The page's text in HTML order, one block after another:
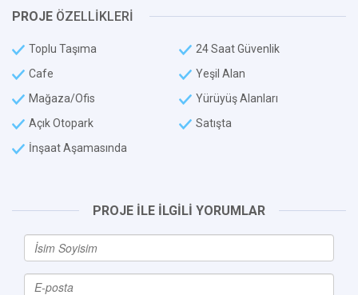
PROJE ÖZELLİKLERİ
Toplu Taşıma
24 Saat Güvenlik
Cafe
Yeşil Alan
Mağaza/Ofis
Yürüyüş Alanları
Açık Otopark
Satışta
İnşaat Aşamasında
PROJE İLE İLGİLİ YORUMLAR